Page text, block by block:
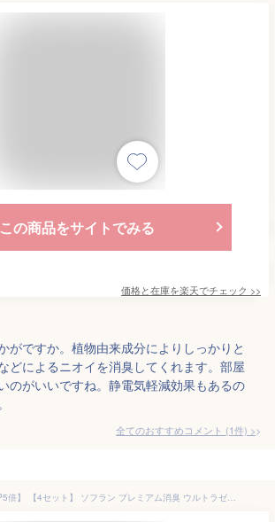
この商品をサイトでみる
価格と在庫を楽天でチェック >>
がですか。植物由来成分によりしっかりと
どによるニオイを消臭してくれます。部屋
のがいいですね。静電気軽減効果もあるの
全てのおすすめコメント (1件) >
【マラソン中 P5倍】 【4セット】 ソフラン プレミアム消臭 ウルトラゼロ つめかえ用特大 1200ml 詰替え 柔軟剤 ニオイ 部屋干し 衣類 洋服 洗濯 洗剤 防臭 汗臭 赤ちゃん ベビー LION ライオン